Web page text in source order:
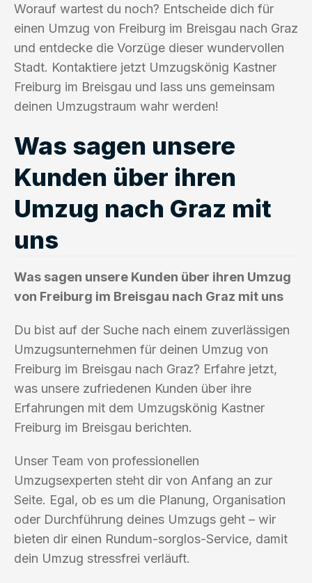
Worauf wartest du noch? Entscheide dich für
einen Umzug von Freiburg im Breisgau nach Graz
und entdecke die Vorzüge dieser wundervollen
Stadt. Kontaktiere jetzt Umzugskönig Kastner
Freiburg im Breisgau und lass uns gemeinsam
deinen Umzugstraum wahr werden!
Was sagen unsere
Kunden über ihren
Umzug nach Graz mit
uns
Was sagen unsere Kunden über ihren Umzug
von Freiburg im Breisgau nach Graz mit uns
Du bist auf der Suche nach einem zuverlässigen
Umzugsunternehmen für deinen Umzug von
Freiburg im Breisgau nach Graz? Erfahre jetzt,
was unsere zufriedenen Kunden über ihre
Erfahrungen mit dem Umzugskönig Kastner
Freiburg im Breisgau berichten.
Unser Team von professionellen
Umzugsexperten steht dir von Anfang an zur
Seite. Egal, ob es um die Planung, Organisation
oder Durchführung deines Umzugs geht – wir
bieten dir einen Rundum-sorglos-Service, damit
dein Umzug stressfrei verläuft.